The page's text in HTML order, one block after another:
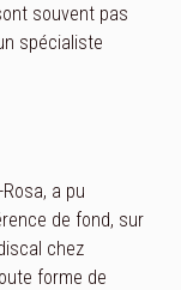
souvent pas
spécialiste
a pu
de fond, sur
chez
forme de